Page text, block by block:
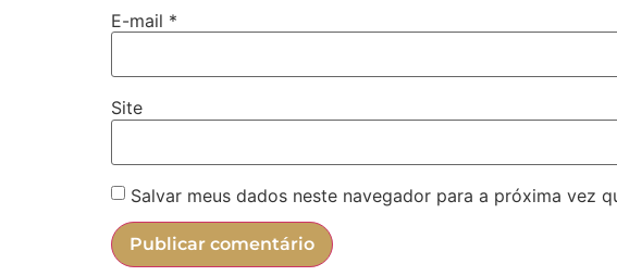
E-mail *
Site
Salvar meus dados neste navegador para a próxima vez